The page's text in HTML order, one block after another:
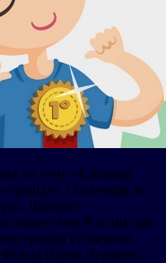
на тему «Сильная
14 октября во
Диктант
обществом России при
субъектов
Фонда Юрия Лужкова.